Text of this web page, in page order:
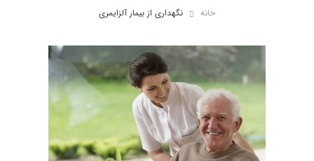
خانه نگهداری از بیمار آلزایمری